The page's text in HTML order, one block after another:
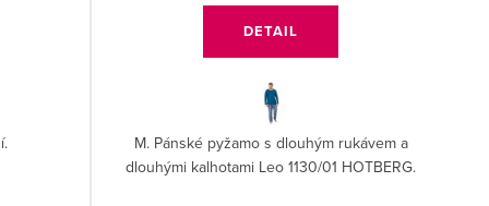
DETAIL
M. Pánské pyžamo s dlouhým rukávem a
dlouhými kalhotami Leo 1130/01 HOTBERG.